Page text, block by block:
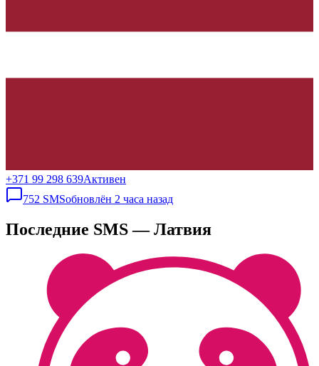
+371 99 298 639Активен
752 SMSобновлён 2 часа назад
Последние SMS — Латвия